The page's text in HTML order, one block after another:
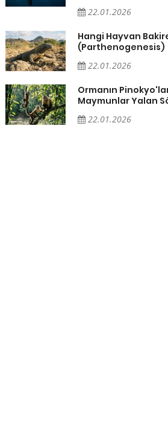
22.01.2026
Hangi Hayvan
(Parthenogenesis)
22.01.2026
Ormanın
Maymunlar Yalan
22.01.2026